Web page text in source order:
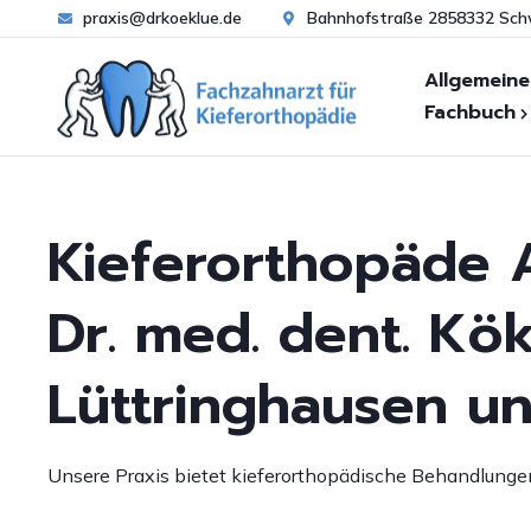
praxis@drkoeklue.de Bahnhofstraße 2858332
Wann
Behandlungsablauf
Frühbehandlung
FAQ zur Zahnpflege
Fachbuch
Zahn- und
Funktionsanalyse
Untersuchung von
Ästhetische
Kieferorthopäde
Dr. med. dent.
Lüttringhausen
Unsere Praxis bietet kieferorthopädische